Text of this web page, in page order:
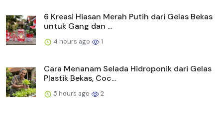
6 Kreasi Hiasan Merah Putih dari Gelas Bekas
untuk Gang dan ...
4 hours ago 1
Cara Menanam Selada Hidroponik dari Gelas
Plastik Bekas, Coc...
5 hours ago 2